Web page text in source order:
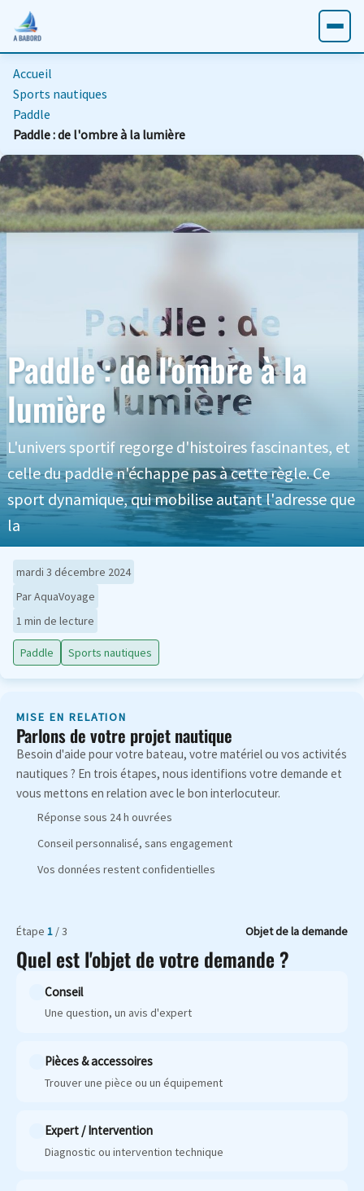
Accueil
Sports nautiques
Paddle
Paddle : de l'ombre à la lumière
Paddle : de l'ombre à la
lumière
L'univers sportif regorge d'histoires fascinantes, et
celle du paddle n'échappe pas à cette règle. Ce
sport dynamique, qui mobilise autant l'adresse que
la
mardi 3 décembre 2024
Par AquaVoyage
1 min de lecture
Paddle Sports nautiques
MISE EN RELATION
Parlons de votre projet nautique
Besoin d'aide pour votre bateau, votre matériel ou vos activités
nautiques ? En trois étapes, nous identifions votre demande et
vous mettons en relation avec le bon interlocuteur.
Réponse sous 24 h ouvrées
Conseil personnalisé, sans engagement
Vos données restent confidentielles
Étape 1 / 3 Objet de la demande
Quel est l'objet de votre demande ?
Conseil
Une question, un avis d'expert
Pièces & accessoires
Trouver une pièce ou un équipement
Expert / Intervention
Diagnostic ou intervention technique